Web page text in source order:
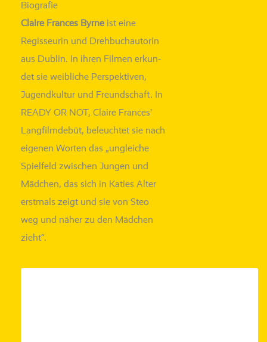
Biografie
Claire Frances Byrne ist eine
Regisseurin und Drehbuchautorin
aus Dublin. In ihren Filmen erkun­
det sie weib­li­che Perspektiven,
Jugend kul­tur und Freundschaft. In
READY OR NOT, Claire Frances’
Langfilmdebüt, beleuch­tet sie nach
eige­nen Worten das „unglei­che
Spielfeld zwi­schen Jungen und
Mädchen, das sich in Katies Alter
erst­mals zeigt und sie von Steo
weg und näher zu den Mädchen
zieht“.